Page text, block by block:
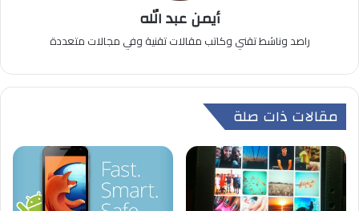
أيمن عبد الله
راصد وناشط تقني وكاتب مقالات تقنية وفي مجالات متعددة
مقالات ذات صلة